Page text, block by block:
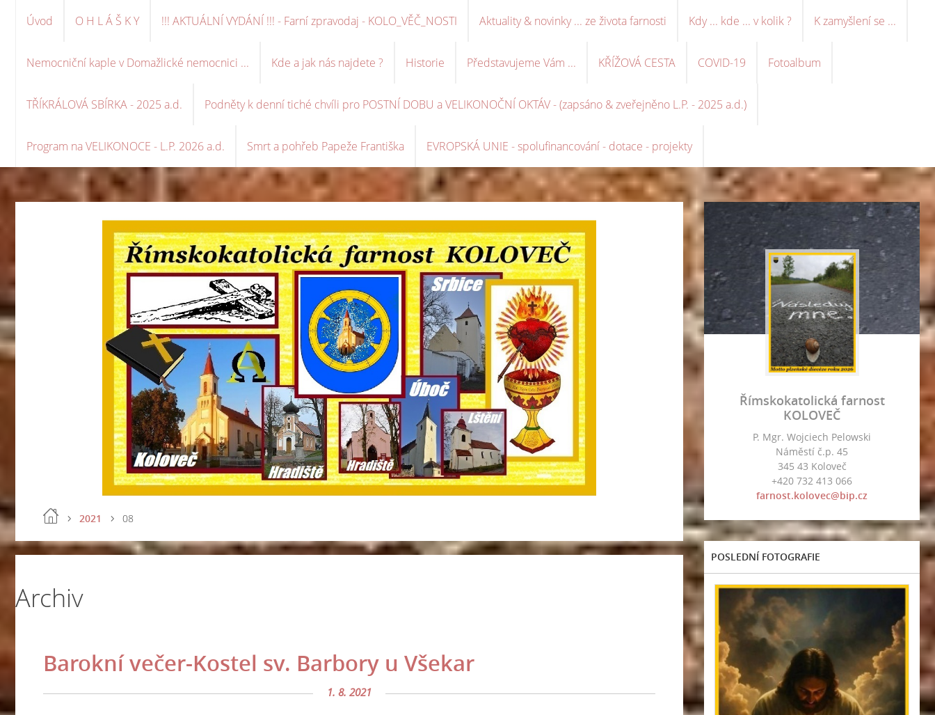
Úvod O H L Á Š K Y !!! AKTUÁLNÍ VYDÁNÍ !!! - Farní zpravodaj - KOLO_VĚČ_NOSTI Aktuality & novinky ... ze života farnosti Kdy ... kde ... v kolik ? K zamyšlení se ...
Nemocniční kaple v Domažlické nemocnici ... Kde a jak nás najdete ? Historie Představujeme Vám ... KŘÍŽOVÁ CESTA COVID-19 Fotoalbum
TŘÍKRÁLOVÁ SBÍRKA - 2025 a.d. Podněty k denní tiché chvíli pro POSTNÍ DOBU a VELIKONOČNÍ OKTÁV - (zapsáno & zveřejněno L.P. - 2025 a.d.)
Program na VELIKONOCE - L.P. 2026 a.d. Smrt a pohřeb Papeže Františka EVROPSKÁ UNIE - spolufinancování - dotace - projekty
2021 08
Archiv
Barokní večer-Kostel sv. Barbory u Všekar
1. 8. 2021
Římskokatolická farnost
KOLOVEČ
P. Mgr. Wojciech Pelowski
Náměstí č.p. 45
345 43 Koloveč
+420 732 413 066
farnost.kolovec@bip.cz
POSLEDNÍ FOTOGRAFIE